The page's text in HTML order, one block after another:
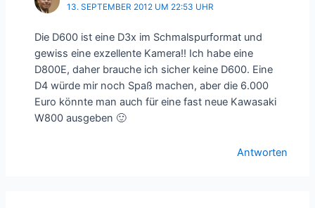
13. SEPTEMBER 2012 UM 22:53 UHR
Die D600 ist eine D3x im Schmalspurformat und
gewiss eine exzellente Kamera!! Ich habe eine
D800E, daher brauche ich sicher keine D600. Eine
D4 würde mir noch Spaß machen, aber die 6.000
Euro könnte man auch für eine fast neue Kawasaki
W800 ausgeben 🙂
Antworten